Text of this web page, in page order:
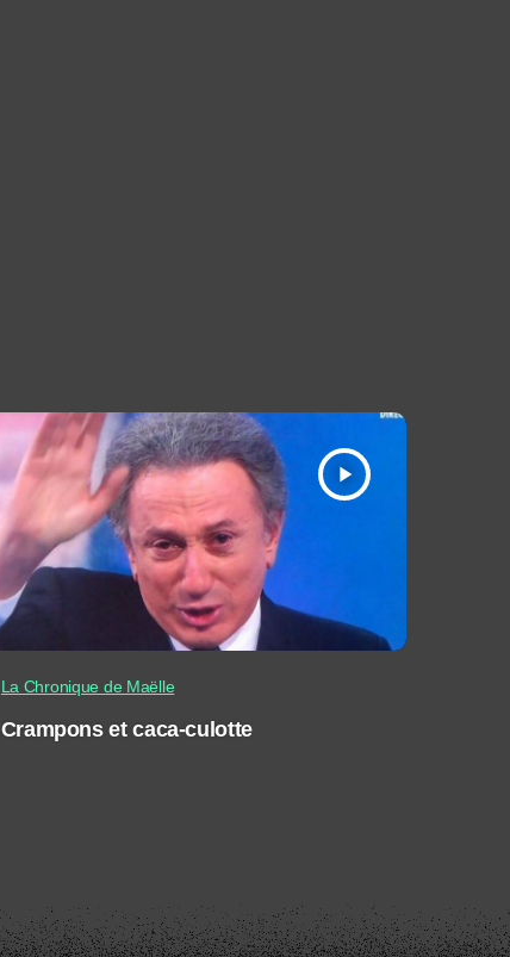
play_arrow
La Chronique de Maëlle
Crampons et caca-culotte